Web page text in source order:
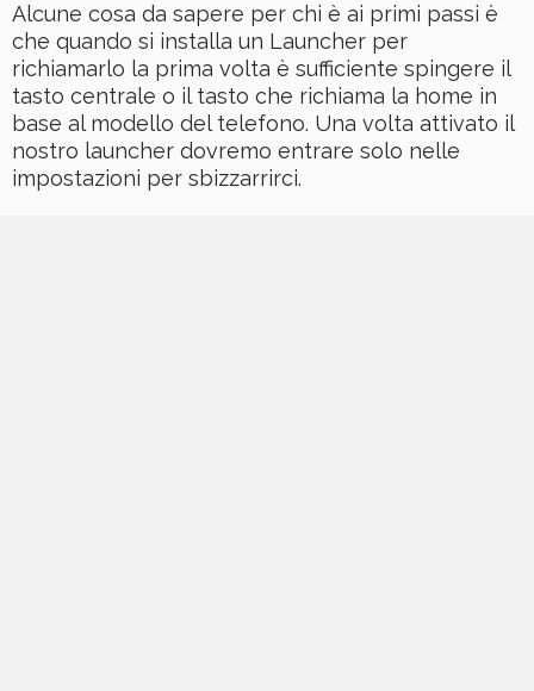
Alcune cosa da sapere per chi è ai primi passi è
che quando si installa un Launcher per
richiamarlo la prima volta è sufficiente spingere il
tasto centrale o il tasto che richiama la home in
base al modello del telefono. Una volta attivato il
nostro launcher dovremo entrare solo nelle
impostazioni per sbizzarrirci.